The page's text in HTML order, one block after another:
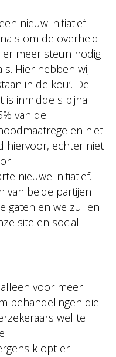
nieuw initiatief
om de overheid
meer steun nodig
Hier hebben wij
in de kou’. De
is inmiddels bijna
van de
niet
hiervoor, echter niet
nieuwe initiatief.
van beide partijen
gaten en we zullen
site en social
voor meer
behandelingen die
wel te
klopt er